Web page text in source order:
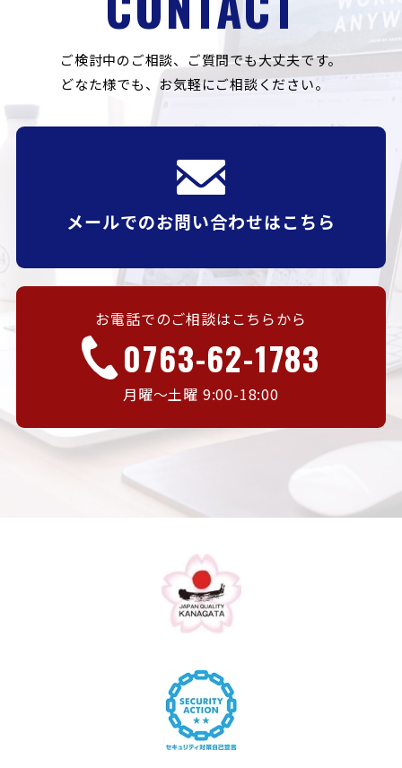
ご検討中のご相談、ご質問でも大丈夫です。
どなた様でも、お気軽にご相談ください。
メールでのお問い合わせはこちら
お電話でのご相談はこちらから
0763-62-1783
月曜〜土曜 9:00-18:00